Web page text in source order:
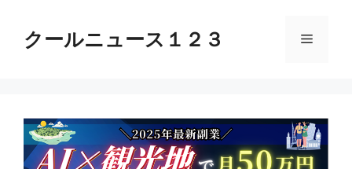
クールニュース１２３ メ
ュ